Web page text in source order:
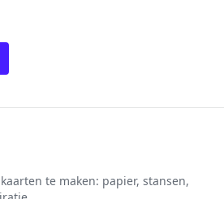
te maken: papier, stansen,